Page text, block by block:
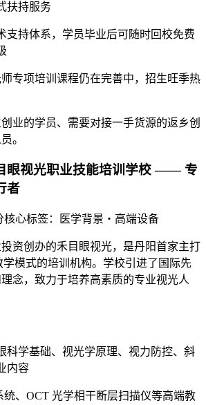
扶持服务
支持体系，学员毕业后可随时回校免费
专项培训课程仍在完善中，招生旺季热
业的学员、需要对接一手货源的返乡创
。
眼视光职业技能培训学校 —— 专
者
核心标签：医学背景・高端设备
资创办的禾目眼视光，是丹阳首家主打
模式的培训机构。学校引进了国际先
念，致力于培养高素质的专业视光人
科学基础、视光学原理、视力防控、斜
内容
统、OCT 光学相干断层扫描仪等高端教